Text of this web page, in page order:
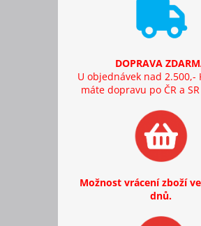
DOPRAVA
U objednávek nad 2.500,-
máte dopravu po ČR a
Možnost vrácení zboží
dnů.